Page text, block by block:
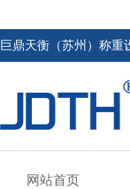
巨鼎天衡（苏州）称重
网站首页